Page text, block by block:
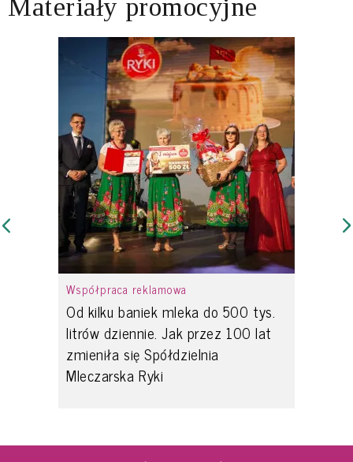
Materiały promocyjne
Współpraca reklamowa
Od kilku baniek mleka do 500 tys.
litrów dziennie. Jak przez 100 lat
zmieniła się Spółdzielnia
Mleczarska Ryki